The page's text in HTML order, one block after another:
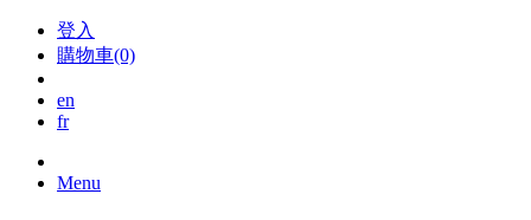
登入
購物車(0)
en
fr
Menu